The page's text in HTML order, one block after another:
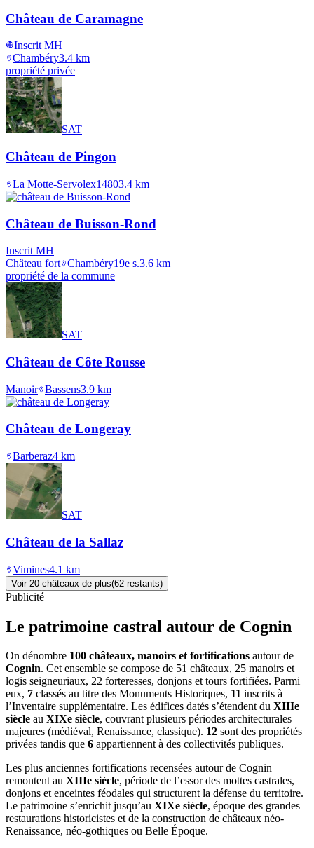
Château de Caramagne
Inscrit MH
Chambéry3.4 km
propriété privée
SAT
Château de Pingon
La Motte-Servolex14803.4 km
Château de Buisson-Rond
Inscrit MH
Château fort Chambéry19e s.3.6 km
propriété de la commune
SAT
Château de Côte Rousse
Manoir Bassens3.9 km
Château de Longeray
Barberaz4 km
SAT
Château de la Sallaz
Vimines4.1 km
Voir 20 châteaux de plus(62 restants)
Publicité
Le patrimoine castral autour de Cognin
On dénombre 100 châteaux, manoirs et fortifications autour de
Cognin. Cet ensemble se compose de 51 châteaux, 25 manoirs et
logis seigneuriaux, 22 forteresses, donjons et tours fortifiées. Parmi
eux, 7 classés au titre des Monuments Historiques, 11 inscrits à
l’Inventaire supplémentaire. Les édifices datés s’étendent du XIIIe
siècle au XIXe siècle, couvrant plusieurs périodes architecturales
majeures (médiéval, Renaissance, classique). 12 sont des propriétés
privées tandis que 6 appartiennent à des collectivités publiques.
Les plus anciennes fortifications recensées autour de Cognin
remontent au XIIIe siècle, période de l’essor des mottes castrales,
donjons et enceintes féodales qui structurent la défense du territoire.
Le patrimoine s’enrichit jusqu’au XIXe siècle, époque des grandes
restaurations historicistes et de la construction de châteaux néo-
Renaissance, néo-gothiques ou Belle Époque.